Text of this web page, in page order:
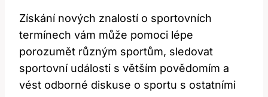
Získání nových znalostí o sportovních
termínech vám může pomoci lépe
porozumět různým sportům, sledovat
sportovní události s větším povědomím a
vést odborné diskuse o sportu s ostatními